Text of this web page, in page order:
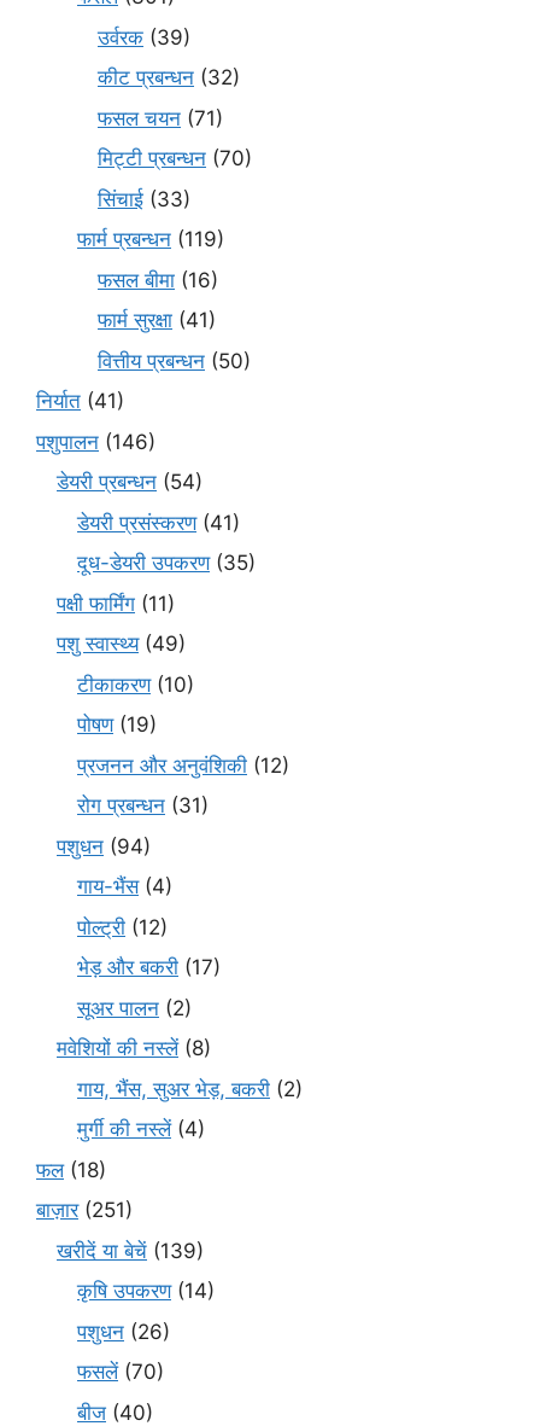
उर्वरक (39)
कीट प्रबन्धन (32)
फसल चयन (71)
मि‌ट्टी प्रबन्धन (70)
सिंचाई (33)
फार्म प्रबन्धन (119)
फसल बीमा (16)
फार्म सुरक्षा (41)
वित्तीय प्रबन्धन (50)
निर्यात (41)
पशुपालन (146)
डेयरी प्रबन्धन (54)
डेयरी प्रसंस्करण(41)
दूध-डेयरी उपकरण(35)
पक्षी फार्मिंग (11)
पशु स्वास्थ्य(49)
टीकाकरण(10)
पोषण(19)
प्रजनन और अनुवंशिकी (12)
रोग प्रबन्धन (31)
पशुधन (94)
गाय-भैंस(4)
पोल्ट्री (12)
भेड़ और बकरी (17)
सूअर पालन (2)
मवेशियों की नस्लें(8)
गाय, भैंस, सुअर भेड़, बकरी (2)
मुर्गी की नस्लें(4)
फल(18)
बाज़ार(251)
खरीदें या बेचें (139)
कृषि उपकरण(14)
पशुधन (26)
फसलें(70)
बीज (40)